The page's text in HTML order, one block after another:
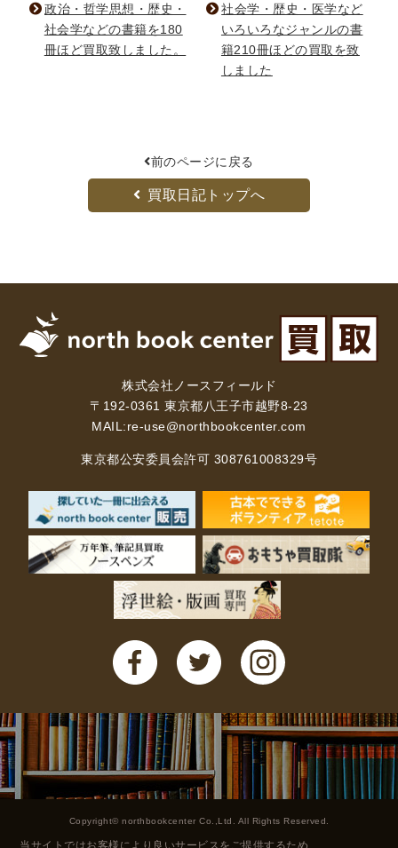
政治・哲学思想・歴史・
社会学などの書籍を180
冊ほど買取致しました。
社会学・歴史・医学など
いろいろなジャンルの書
籍210冊ほどの買取を致
しました
前のページに戻る
買取日記トップへ
株式会社ノースフィールド
〒192-0361 東京都八王子市越野8-23
MAIL:re-use@northbookcenter.com
東京都公安委員会許可 308761008329号
Copyright© northbookcenter Co.,Ltd. All Rights Reserved.
当サイトではお客様により良いサービスをご提供するため、